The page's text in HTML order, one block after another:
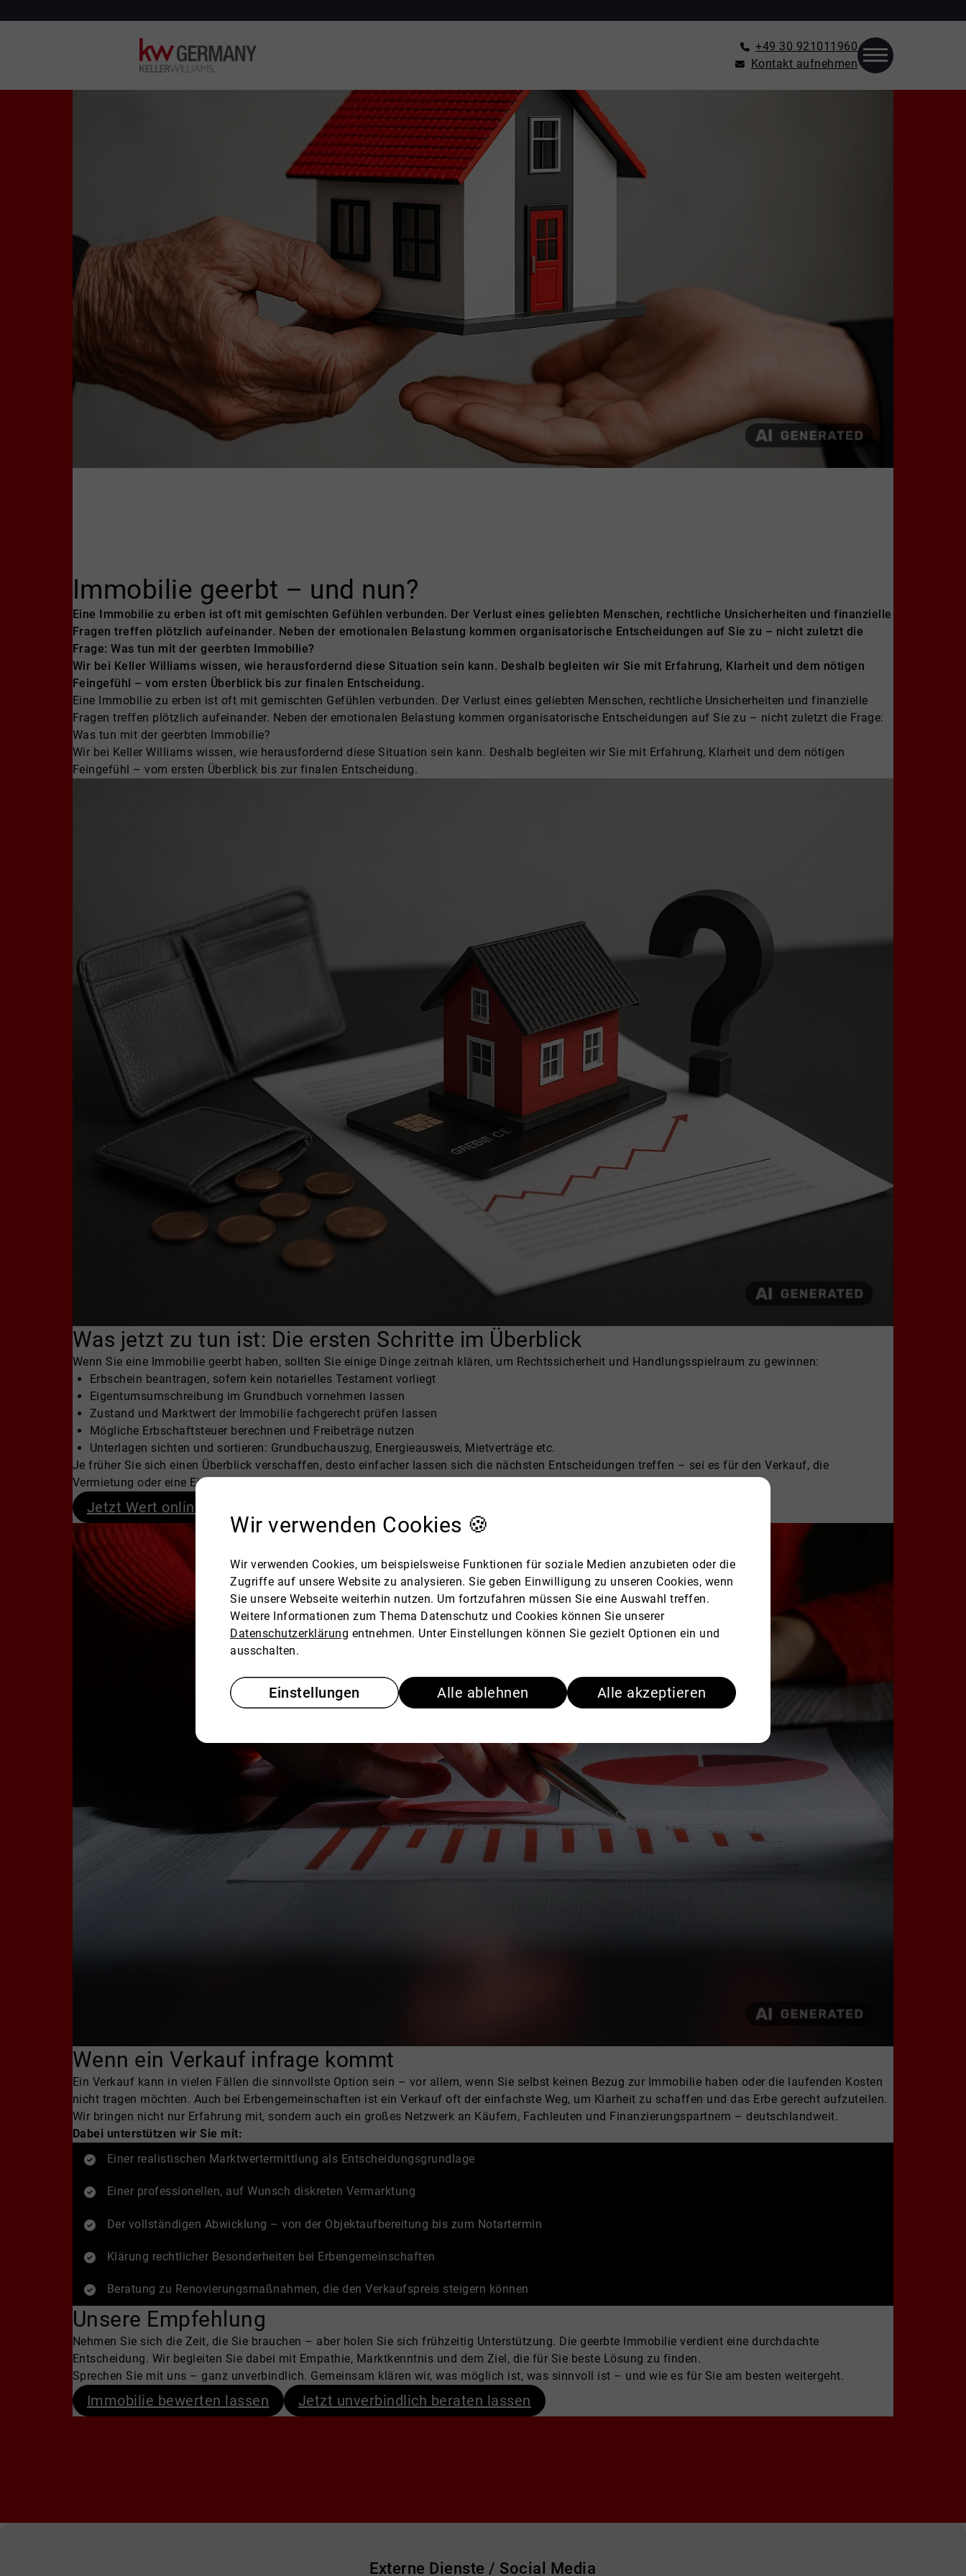
+49 30 921011960
Kontakt aufnehmen
Immobilie geerbt – und nun?
Eine Immobilie zu erben ist oft mit gemischten Gefühlen verbunden. Der Verlust eines geliebten Menschen, rechtliche Unsicherheiten und finanzielle
Fragen treffen plötzlich aufeinander. Neben der emotionalen Belastung kommen organisatorische Entscheidungen auf Sie zu – nicht zuletzt die
Frage: Was tun mit der geerbten Immobilie?
Wir bei Keller Williams wissen, wie herausfordernd diese Situation sein kann. Deshalb begleiten wir Sie mit Erfahrung, Klarheit und dem nötigen
Feingefühl – vom ersten Überblick bis zur finalen Entscheidung.
Eine Immobilie zu erben ist oft mit gemischten Gefühlen verbunden. Der Verlust eines geliebten Menschen, rechtliche Unsicherheiten und finanzielle
Fragen treffen plötzlich aufeinander. Neben der emotionalen Belastung kommen organisatorische Entscheidungen auf Sie zu – nicht zuletzt die Frage:
Was tun mit der geerbten Immobilie?
Wir bei Keller Williams wissen, wie herausfordernd diese Situation sein kann. Deshalb begleiten wir Sie mit Erfahrung, Klarheit und dem nötigen
Feingefühl – vom ersten Überblick bis zur finalen Entscheidung.
Was jetzt zu tun ist: Die ersten Schritte im Überblick
Wenn Sie eine Immobilie geerbt haben, sollten Sie einige Dinge zeitnah klären, um Rechtssicherheit und Handlungsspielraum zu gewinnen:
Erbschein beantragen, sofern kein notarielles Testament vorliegt
Eigentumsumschreibung im Grundbuch vornehmen lassen
Zustand und Marktwert der Immobilie fachgerecht prüfen lassen
Mögliche Erbschaftsteuer berechnen und Freibeträge nutzen
Unterlagen sichten und sortieren: Grundbuchauszug, Energieausweis, Mietverträge etc.
Je früher Sie sich einen Überblick verschaffen, desto einfacher lassen sich die nächsten Entscheidungen treffen – sei es für den Verkauf, die
Vermietung oder eine Eigennutzung.
Jetzt Wert online ermitteln
Wenn ein Verkauf infrage kommt
Ein Verkauf kann in vielen Fällen die sinnvollste Option sein – vor allem, wenn Sie selbst keinen Bezug zur Immobilie haben oder die laufenden Kosten
nicht tragen möchten. Auch bei Erbengemeinschaften ist ein Verkauf oft der einfachste Weg, um Klarheit zu schaffen und das Erbe gerecht aufzuteilen.
Wir bringen nicht nur Erfahrung mit, sondern auch ein großes Netzwerk an Käufern, Fachleuten und Finanzierungspartnern – deutschlandweit.
Dabei unterstützen wir Sie mit:
Einer realistischen Marktwertermittlung als Entscheidungsgrundlage
Einer professionellen, auf Wunsch diskreten Vermarktung
Der vollständigen Abwicklung – von der Objektaufbereitung bis zum Notartermin
Klärung rechtlicher Besonderheiten bei Erbengemeinschaften
Beratung zu Renovierungsmaßnahmen, die den Verkaufspreis steigern können
Unsere Empfehlung
Nehmen Sie sich die Zeit, die Sie brauchen – aber holen Sie sich frühzeitig Unterstützung. Die geerbte Immobilie verdient eine durchdachte
Entscheidung. Wir begleiten Sie dabei mit Empathie, Marktkenntnis und dem Ziel, die für Sie beste Lösung zu finden.
Sprechen Sie mit uns – ganz unverbindlich. Gemeinsam klären wir, was möglich ist, was sinnvoll ist – und wie es für Sie am besten weitergeht.
Immobilie bewerten lassen Jetzt unverbindlich beraten lassen
Externe Dienste / Social Media
Wir verwenden Cookies 🍪
Wir verwenden Cookies, um beispielsweise Funktionen für soziale Medien anzubieten oder die
Zugriffe auf unsere Website zu analysieren. Sie geben Einwilligung zu unseren Cookies, wenn
Sie unsere Webseite weiterhin nutzen. Um fortzufahren müssen Sie eine Auswahl treffen.
Weitere Informationen zum Thema Datenschutz und Cookies können Sie unserer
Datenschutzerklärung entnehmen. Unter Einstellungen können Sie gezielt Optionen ein und
ausschalten.
Einstellungen Alle ablehnen Alle akzeptieren